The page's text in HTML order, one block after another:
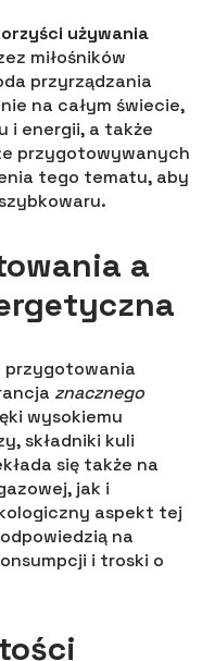
używania
miłośników
przyrządzania
na całym świecie,
i energii, a także
przygotowywanych
tego tematu, aby
a
przygotowania
znacznego
wysokiemu
składniki kuli
się także na
jak i
aspekt tej
na
i troski o